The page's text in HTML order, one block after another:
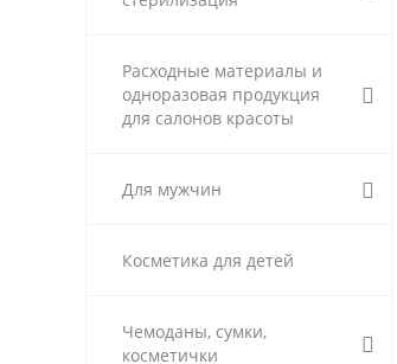
Расходные материалы и
одноразовая продукция
для салонов красоты
Для мужчин
Косметика для детей
Чемоданы, сумки,
косметички